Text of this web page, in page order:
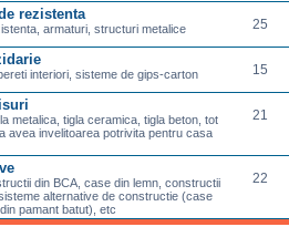
rezistenta
armaturi, structuri metalice 25
interiori, sisteme de gips-carton 15
metalica, tigla ceramica, tigla beton, tot
avea invelitoarea potrivita pentru casa
21
din BCA, case din lemn, constructii
alternative de constructie (case
pamant batut), etc
22